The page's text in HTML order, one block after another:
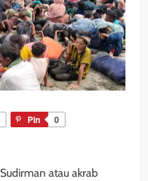
Pin
0
atau akrab